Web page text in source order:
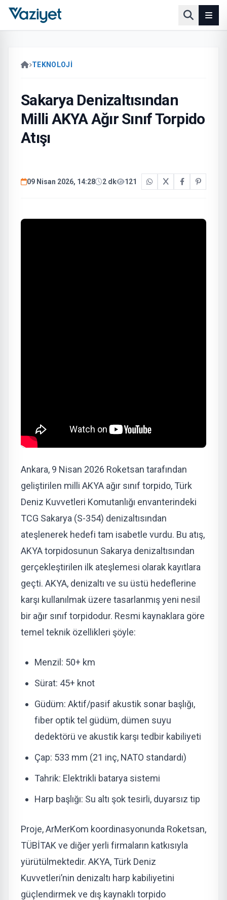
TEKNOLOJİ
Sakarya Denizaltısından
Milli AKYA Ağır Sınıf Torpido
Atışı
09 Nisan 2026, 14:28 2 dk 121
Ankara, 9 Nisan 2026 Roketsan tarafından
geliştirilen milli AKYA ağır sınıf torpido, Türk
Deniz Kuvvetleri Komutanlığı envanterindeki
TCG Sakarya (S-354) denizaltısından
ateşlenerek hedefi tam isabetle vurdu. Bu atış,
AKYA torpidosunun Sakarya denizaltısından
gerçekleştirilen ilk ateşlemesi olarak kayıtlara
geçti. AKYA, denizaltı ve su üstü hedeflerine
karşı kullanılmak üzere tasarlanmış yeni nesil
bir ağır sınıf torpidodur. Resmi kaynaklara göre
temel teknik özellikleri şöyle:
Menzil : 50+ km
Sürat: 45+ knot
Güdüm: Aktif/pasif akustik sonar başlığı,
fiber optik tel güdüm, dümen suyu
dedektörü ve akustik karşı tedbir kabiliyeti
Çap: 533 mm (21 inç, NATO standardı)
Tahrik: Elektrikli batarya sistemi
Harp başlığı: Su altı şok tesirli, duyarsız tip
Proje, ArMerKom koordinasyonunda Roketsan,
TÜBİTAK ve diğer yerli firmaların katkısıyla
yürütülmektedir. AKYA, Türk Deniz
Kuvvetleri’nin denizaltı harp kabiliyetini
güçlendirmek ve dış kaynaklı torpido